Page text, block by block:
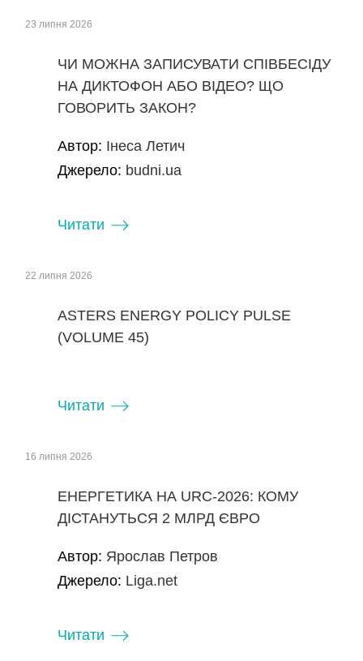
23 липня 2026
ЧИ МОЖНА ЗАПИСУВАТИ СПІВБЕСІДУ
НА ДИКТОФОН АБО ВІДЕО? ЩО
ГОВОРИТЬ ЗАКОН?
Автор: Інеса Летич
Джерело: budni.ua
Читати
22 липня 2026
ASTERS ENERGY POLICY PULSE
(VOLUME 45)
Читати
16 липня 2026
ЕНЕРГЕТИКА НА URC-2026: КОМУ
ДІСТАНУТЬСЯ 2 МЛРД ЄВРО
Автор: Ярослав Петров
Джерело: Liga.net
Читати